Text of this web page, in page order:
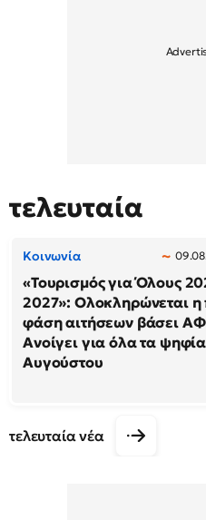
τελευταία
Κοινωνία
«Τουρισμός για Όλους
2027»: Ολοκληρώνεται η
φάση αιτήσεων βάσει
Ανοίγει για όλα τα
Αυγούστου
τελευταία νέα